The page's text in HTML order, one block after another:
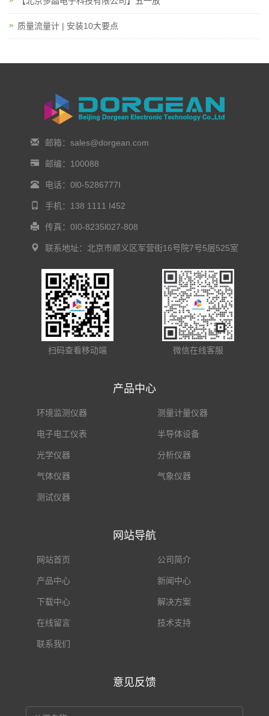
质量流量计 | 安装10大要点
邮箱：sales@dorgean.com
邮编：100088
电话：0l0-5286777I
手机：138 1111 I452
传真：0I0-8235l027-808
联系地址：北京市顺义区军营街16号院7号5层525室
扫码查看移动端 微信在线客服
产品中心
环境监测仪器 测量计量仪器
电子电工仪表 半导体设备
光学仪器 分析仪器
气体仪器 气象仪器
测试仪器
网站导航
网站首页 公司简介
产品中心 新闻中心
下载中心 解决方案
在线留言 技术支持
联系我们
意见反馈